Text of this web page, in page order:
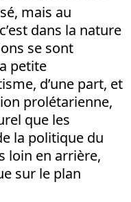
mais au
dans la nature
se sont
petite
d’une part, et
prolétarienne,
que les
la politique du
loin en arrière,
sur le plan